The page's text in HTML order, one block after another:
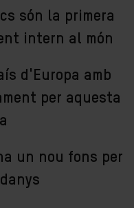
són la primera
intern al món
d'Europa amb
per aquesta
un nou fons per